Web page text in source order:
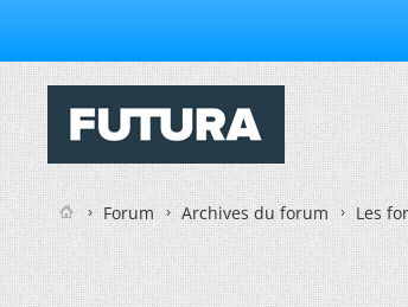
Forum Archives du forum Les